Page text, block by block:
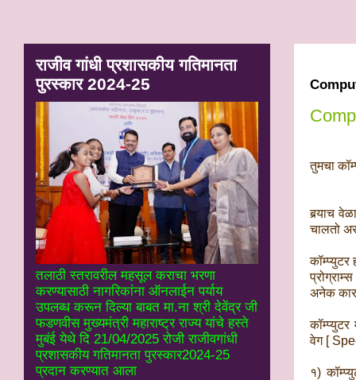
तुमचा
बर्‍याच
चालतो
अनेक
वेग [
१)
राजीव गांधी प्रशासकीय गतिमानता
पुरस्कार 2024-25
तलाठी स्तरावरील महसूल कराचा भरणा
करण्यासाठी नागरिकांना ऑनलाईन पर्याय
उपलब्ध करून दिल्या बाबत मा.ना श्री देवेंद्र जी
फडणवीस मुख्यमंत्री महाराष्ट्र राज्य यांचे हस्ते
मुबंई येथे दि 21/04/2025 रोजी राजीवगांधी
प्रशासकीय गतिमानता पुरस्कार2024-25
प्रदान करण्यात आला